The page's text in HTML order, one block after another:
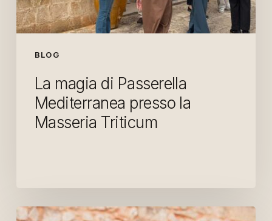
BLOG
La magia di Passerella
Mediterranea presso la
Masseria Triticum
“Passerella